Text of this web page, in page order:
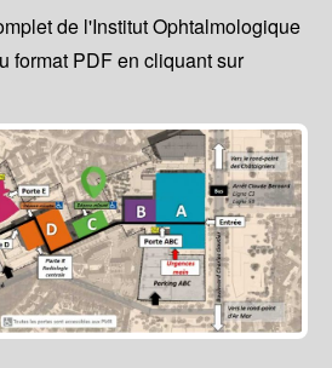
de l'Institut Ophtalmologique
format PDF en cliquant sur